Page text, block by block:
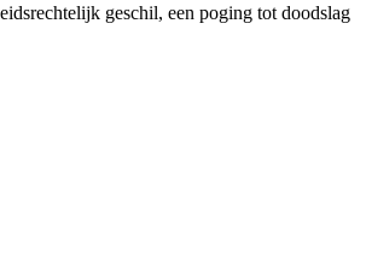
geschil, een poging tot doodslag